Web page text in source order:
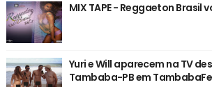
MIX TAPE - Reggaeton Brasil
Yuri e Will aparecem na TV
Tambaba-PB em